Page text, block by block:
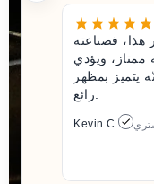
فصناعته
ممتاز، ويؤدي
يتميز بمظهر
رائع.
Kevin C.